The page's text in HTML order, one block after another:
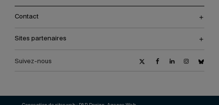
Contact
Sites partenaires
Suivez-nous